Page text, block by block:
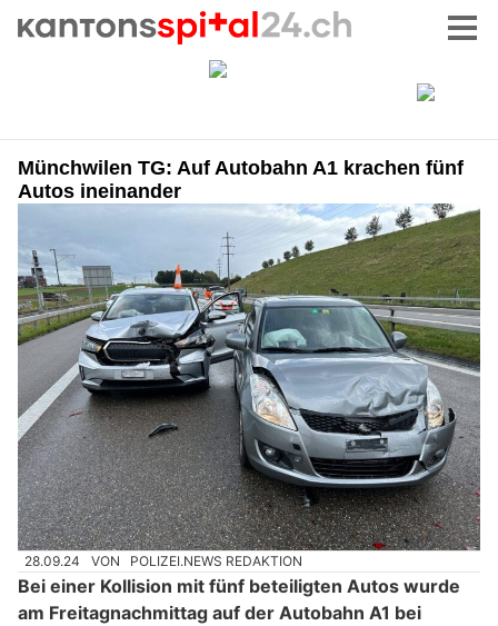
Münchwilen TG: Auf Autobahn A1 krachen fünf
Autos ineinander
28.09.24 VON POLIZEI.NEWS REDAKTION
Bei einer Kollision mit fünf beteiligten Autos wurde
am Freitagnachmittag auf der Autobahn A1 bei